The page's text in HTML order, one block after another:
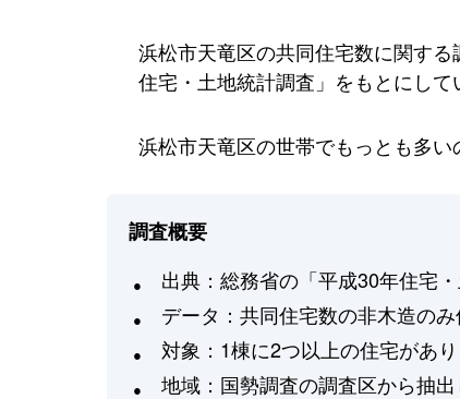
浜松市天竜区の共同住宅数に関す
住宅・土地統計調査」をもとにして
浜松市天竜区の世帯でもっとも多
調査概要
出典：総務省の「平成30年住宅・
データ：共同住宅数の非木造のみ
対象：1棟に2つ以上の住宅があ
地域：国勢調査の調査区から抽